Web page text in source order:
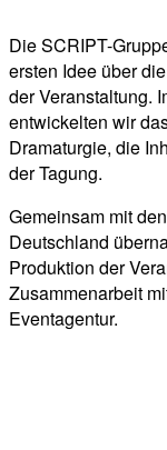
Die SCRIPT-
ersten Idee über
der Veranstaltung.
entwickelten wir
Dramaturgie, die
der Tagung.
Gemeinsam mit
Deutschland
Produktion der
Zusammenarbeit
Eventagentur.